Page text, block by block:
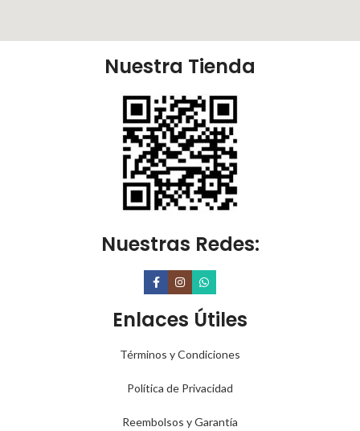
Nuestra Tienda
Nuestras Redes:
Enlaces Útiles
Términos y Condiciones
Política de Privacidad
Reembolsos y Garantía